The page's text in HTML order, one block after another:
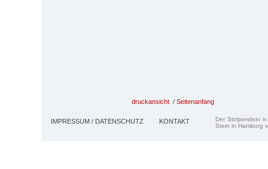
druckansicht / Seitenanfang
IMPRESSUM / DATENSCHUTZ KONTAKT
Der Stolperstein
Stein in Hamburg